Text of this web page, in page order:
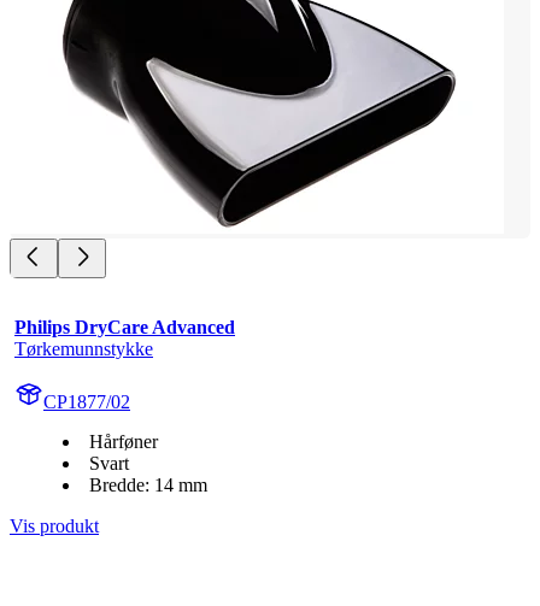
Philips DryCare Advanced
Tørkemunnstykke
CP1877/02
Hårføner
Svart
Bredde: 14 mm
Vis produkt